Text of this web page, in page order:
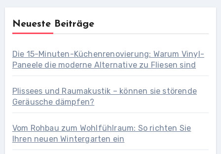
Neueste Beiträge
Die 15-Minuten-Küchenrenovierung: Warum Vinyl-
Paneele die moderne Alternative zu Fliesen sind
Plissees und Raumakustik – können sie störende
Geräusche dämpfen?
Vom Rohbau zum Wohlfühlraum: So richten Sie
Ihren neuen Wintergarten ein